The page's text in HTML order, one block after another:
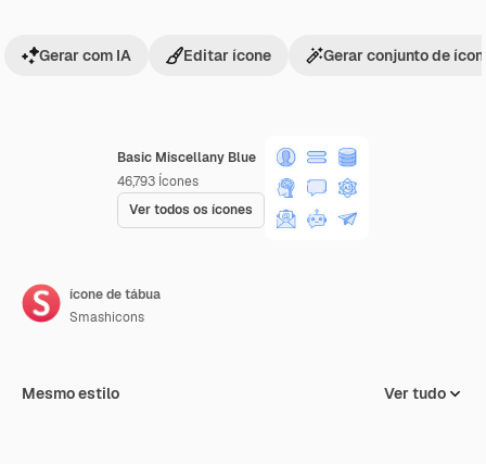
Basic Miscellany Blue
46,793 Ícones
Ver todos os ícones
Gerar com IA Editar ícone Gerar conjunto de
ícone de tábua
Smashicons
Mesmo estilo Ver tudo